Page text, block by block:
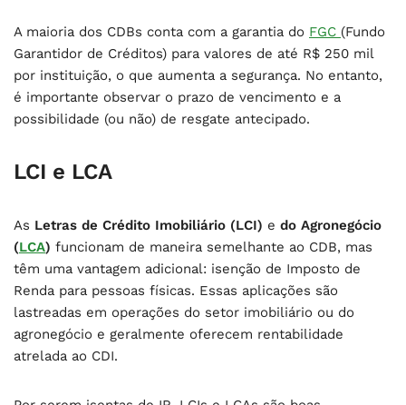
A maioria dos CDBs conta com a garantia do FGC (Fundo
Garantidor de Créditos) para valores de até R$ 250 mil
por instituição, o que aumenta a segurança. No entanto,
é importante observar o prazo de vencimento e a
possibilidade (ou não) de resgate antecipado.
LCI e LCA
As Letras de Crédito Imobiliário (LCI) e do Agronegócio
(LCA) funcionam de maneira semelhante ao CDB, mas
têm uma vantagem adicional: isenção de Imposto de
Renda para pessoas físicas. Essas aplicações são
lastreadas em operações do setor imobiliário ou do
agronegócio e geralmente oferecem rentabilidade
atrelada ao CDI.